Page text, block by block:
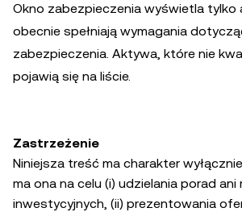
Okno zabezpieczenia wyświetla tylko
obecnie spełniają wymagania
zabezpieczenia. Aktywa, które nie
pojawią się na liście.
Zastrzeżenie
Niniejsza treść ma charakter
ma ona na celu (i) udzielania porad ani
inwestycyjnych, (ii) prezentowania